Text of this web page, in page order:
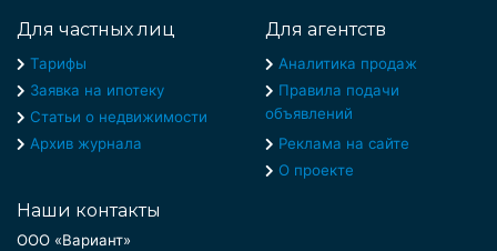
Для частных лиц
Тарифы
Заявка на ипотеку
Статьи о недвижимости
Архив журнала
Для агентств
Аналитика продаж
Правила подачи
объявлений
Реклама на сайте
О проекте
Наши контакты
ООО «Вариант»